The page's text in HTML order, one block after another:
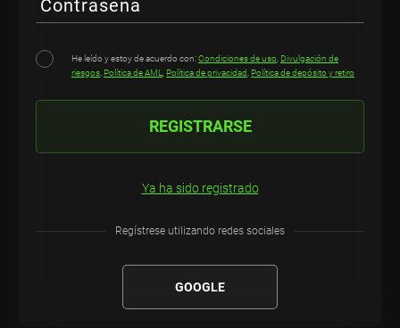
Contraseña
He leído y estoy de acuerdo con:Condiciones de uso Divulgación de
riesgos Política de AML Política de privacidad Política de depósito y retiro
REGISTRARSE
Ya ha sido registrado
Regístrese utilizando redes sociales
GOOGLE